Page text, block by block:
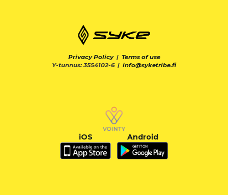
Privacy Policy| Terms of use
Y-tunnus: 3554102-6 | info@syketribe.fi
iOS Android